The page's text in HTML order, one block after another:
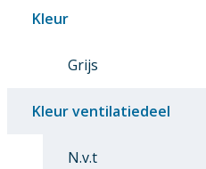
Kleur
Grijs
Kleur ventilatiedeel
N.v.t